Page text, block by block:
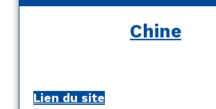
Chine
Lien du site